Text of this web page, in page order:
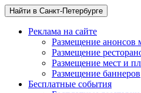
Найти в Санкт-Петербурге
Реклама на сайте
Размещение анонсов
Размещение
Размещение мест и
Размещение баннеров
Бесплатные события